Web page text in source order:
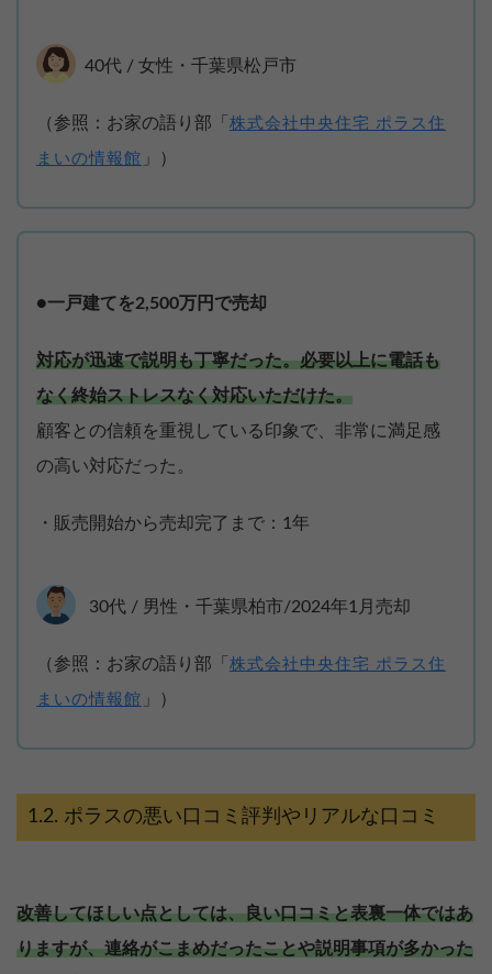
40代 / 女性・千葉県松戸市
（参照：お家の語り部「 株式会社中央住宅 ポラス住
まいの情報館 」）
●一戸建てを2,500万円で売却
対応が迅速で説明も丁寧だった。必要以上に電話も
なく終始ストレスなく対応いただけた。
顧客との信頼を重視している印象で、非常に満足感
の高い対応だった。
・販売開始から売却完了まで：1年
30代 / 男性・千葉県柏市/2024年1月売却
（参照：お家の語り部「 株式会社中央住宅 ポラス住
まいの情報館 」）
ポラスの悪い口コミ評判やリアルな口コミ
改善してほしい点としては、良い口コミと表裏一体ではあ
りますが、連絡がこまめだったことや説明事項が多かった